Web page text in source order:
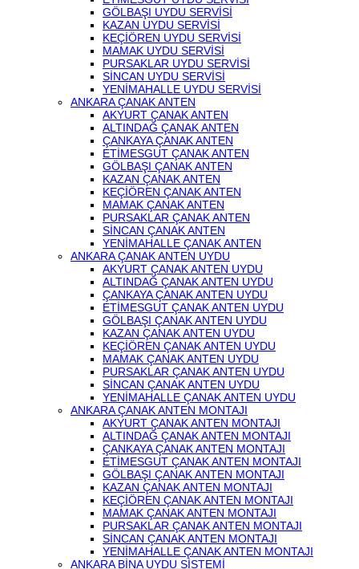
GÖLBAŞI UYDU SERVİSİ
KAZAN UYDU SERVİSİ
KEÇİÖREN UYDU SERVİSİ
MAMAK UYDU SERVİSİ
PURSAKLAR UYDU SERVİSİ
SİNCAN UYDU SERVİSİ
YENİMAHALLE UYDU SERVİSİ
ANKARA ÇANAK ANTEN
AKYURT ÇANAK ANTEN
ALTINDAĞ ÇANAK ANTEN
ÇANKAYA ÇANAK ANTEN
ETİMESGUT ÇANAK ANTEN
GÖLBAŞI ÇANAK ANTEN
KAZAN ÇANAK ANTEN
KEÇİÖREN ÇANAK ANTEN
MAMAK ÇANAK ANTEN
PURSAKLAR ÇANAK ANTEN
SİNCAN ÇANAK ANTEN
YENİMAHALLE ÇANAK ANTEN
ANKARA ÇANAK ANTEN UYDU
AKYURT ÇANAK ANTEN UYDU
ALTINDAĞ ÇANAK ANTEN UYDU
ÇANKAYA ÇANAK ANTEN UYDU
ETİMESGUT ÇANAK ANTEN UYDU
GÖLBAŞI ÇANAK ANTEN UYDU
KAZAN ÇANAK ANTEN UYDU
KEÇİÖREN ÇANAK ANTEN UYDU
MAMAK ÇANAK ANTEN UYDU
PURSAKLAR ÇANAK ANTEN UYDU
SİNCAN ÇANAK ANTEN UYDU
YENİMAHALLE ÇANAK ANTEN UYDU
ANKARA ÇANAK ANTEN MONTAJI
AKYURT ÇANAK ANTEN MONTAJI
ALTINDAĞ ÇANAK ANTEN MONTAJI
ÇANKAYA ÇANAK ANTEN MONTAJI
ETİMESGUT ÇANAK ANTEN MONTAJI
GÖLBAŞI ÇANAK ANTEN MONTAJI
KAZAN ÇANAK ANTEN MONTAJI
KEÇİÖREN ÇANAK ANTEN MONTAJI
MAMAK ÇANAK ANTEN MONTAJI
PURSAKLAR ÇANAK ANTEN MONTAJI
SİNCAN ÇANAK ANTEN MONTAJI
YENİMAHALLE ÇANAK ANTEN MONTAJI
ANKARA BİNA UYDU SİSTEMİ